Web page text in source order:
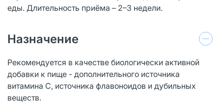
еды. Длительность приёма – 2–3 недели.
Назначение
Рекомендуется в качестве биологически активной
добавки к пище - дополнительного источника
витамина С, источника флавоноидов и дубильных
веществ.